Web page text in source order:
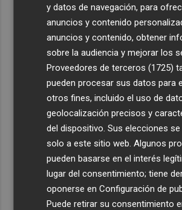
y datos de navegación, para
anuncios y contenido
anuncios y contenido, obtener
sobre la audiencia y mejorar los
Proveedores de terceros (1725)
pueden procesar sus datos para
otros fines, incluido el uso de
geolocalización precisos y
del dispositivo. Sus elecciones se
solo a este sitio web. Algunos
pueden basarse en el interés
lugar del consentimiento; tiene
oponerse enConfiguración de
Puede retirar su consentimiento